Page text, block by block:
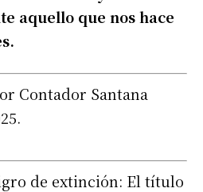
aquello que nos hace
Contador Santana
de extinción: El título